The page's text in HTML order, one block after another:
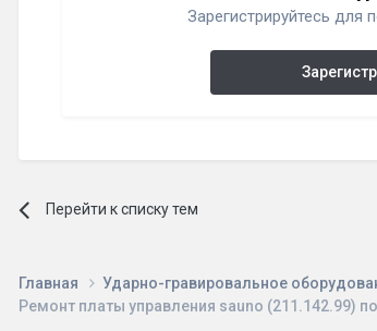
Зарегистрируйтесь для
Перейти к списку тем
Главная Ударно-гравировальное